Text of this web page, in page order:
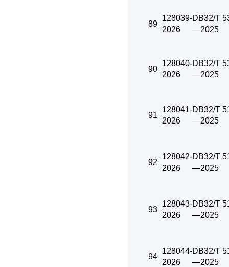
89
128039-
2026
DB32/T
—2025
90
128040-
2026
DB32/T
—2025
91
128041-
2026
DB32/T
—2025
92
128042-
2026
DB32/T
—2025
93
128043-
2026
DB32/T
—2025
94
128044-
2026
DB32/T
—2025